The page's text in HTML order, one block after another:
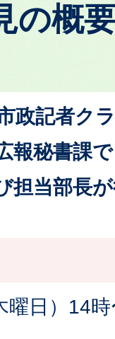
の概
政記者ク
報秘書課
担当部長
曜日）14